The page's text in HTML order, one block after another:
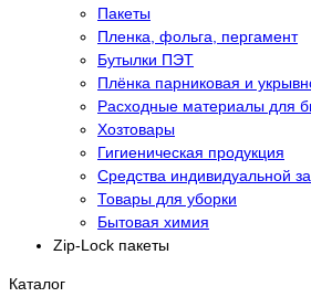
Пакеты
Пленка, фольга, пергамент
Бутылки ПЭТ
Плёнка парниковая и
Расходные материалы для
Хозтовары
Гигиеническая продукция
Средства индивидуальной
Товары для уборки
Бытовая химия
Zip-Lock пакеты
Каталог